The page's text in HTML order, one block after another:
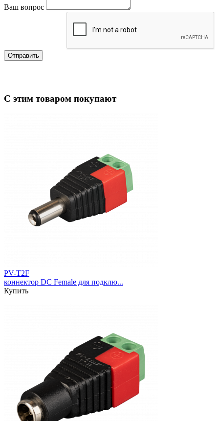
Ваш вопрос
Отправить
С этим товаром покупают
PV-T2F
коннектор DC Female для подклю...
Купить